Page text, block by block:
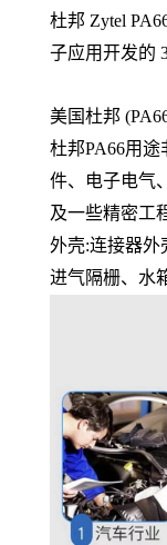
杜邦 Zytel
子应用开发的
美国杜邦
杜邦PA66用
件、电子电气
及一些精密工
外壳:连接器外
进气隔栅、水